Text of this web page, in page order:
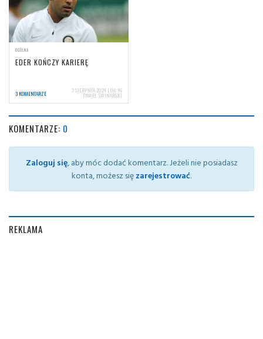
OGÓLNA
EDER KOŃCZY KARIERĘ
3 KOMENTARZE 2 SIERPNIA 2024 | 08:16
PAWEŁ ŚWINARSKI
KOMENTARZE: 0
Zaloguj się, aby móc dodać komentarz. Jeżeli nie posiadasz
konta, możesz sięzarejestrować.
REKLAMA